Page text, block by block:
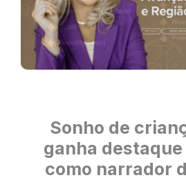
Sonho de
ganha
como narrador